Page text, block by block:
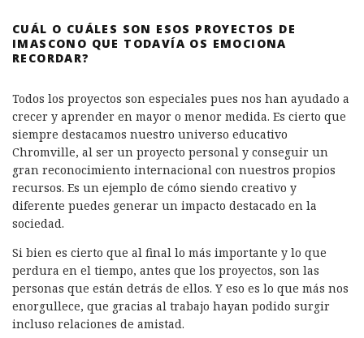
CUÁL O CUÁLES SON ESOS PROYECTOS DE
IMASCONO QUE TODAVÍA OS EMOCIONA
RECORDAR?
Todos los proyectos son especiales pues nos han ayudado a
crecer y aprender en mayor o menor medida. Es cierto que
siempre destacamos nuestro universo educativo
Chromville, al ser un proyecto personal y conseguir un
gran reconocimiento internacional con nuestros propios
recursos. Es un ejemplo de cómo siendo creativo y
diferente puedes generar un impacto destacado en la
sociedad.
Si bien es cierto que al final lo más importante y lo que
perdura en el tiempo, antes que los proyectos, son las
personas que están detrás de ellos. Y eso es lo que más nos
enorgullece, que gracias al trabajo hayan podido surgir
incluso relaciones de amistad.